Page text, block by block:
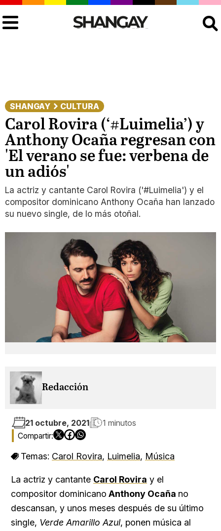
SHANGAY CULTURA
Carol Rovira (‘#Luimelia’) y
Anthony Ocaña regresan con
'El verano se fue: verbena de
un adiós'
La actriz y cantante Carol Rovira ('#Luimelia') y el
compositor dominicano Anthony Ocaña han lanzado
su nuevo single, de lo más otoñal.
Redacción
21 octubre, 2021 1 minutos
Temas: Carol Rovira, Luimelia, Música
La actriz y cantante Carol Rovira y el
compositor dominicano Anthony Ocaña no
descansan, y unos meses después de su último
single, Verde Amarillo Azul, ponen música al